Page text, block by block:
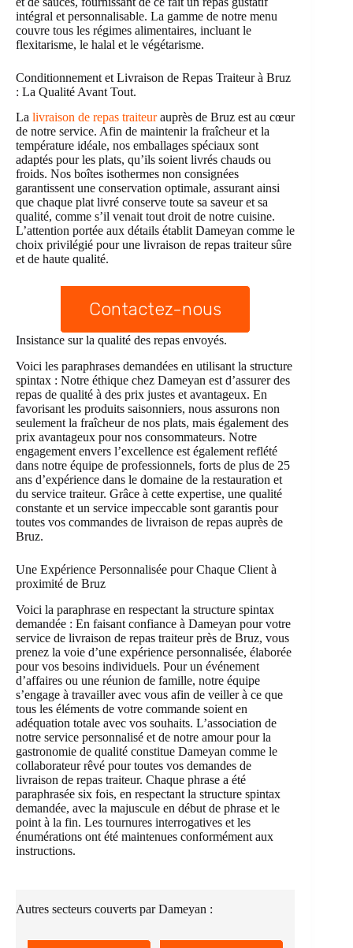
intégral et personnalisable. La gamme de notre menu
couvre tous les régimes alimentaires, incluant le
flexitarisme, le halal et le végétarisme.
Conditionnement et Livraison de Repas Traiteur à Bruz
: La Qualité Avant Tout.
La livraison de repas traiteurauprès de Bruz est au cœur
de notre service. Afin de maintenir la fraîcheur et la
température idéale, nos emballages spéciaux sont
adaptés pour les plats, qu’ils soient livrés chauds ou
froids. Nos boîtes isothermes non consignées
garantissent une conservation optimale, assurant ainsi
que chaque plat livré conserve toute sa saveur et sa
qualité, comme s’il venait tout droit de notre cuisine.
L’attention portée aux détails établit Dameyan comme le
choix privilégié pour une livraison de repas traiteur sûre
et de haute qualité.
Contactez-nous
Insistance sur la qualité des repas envoyés.
Voici les paraphrases demandées en utilisant la structure
spintax : Notre éthique chez Dameyan est d’assurer des
repas de qualité à des prix justes et avantageux. En
favorisant les produits saisonniers, nous assurons non
seulement la fraîcheur de nos plats, mais également des
prix avantageux pour nos consommateurs. Notre
engagement envers l’excellence est également reflété
dans notre équipe de professionnels, forts de plus de 25
ans d’expérience dans le domaine de la restauration et
du service traiteur. Grâce à cette expertise, une qualité
constante et un service impeccable sont garantis pour
toutes vos commandes de livraison de repas auprès de
Bruz.
Une Expérience Personnalisée pour Chaque Client à
proximité de Bruz
Voici la paraphrase en respectant la structure spintax
demandée : En faisant confiance à Dameyan pour votre
service de livraison de repas traiteur près de Bruz, vous
prenez la voie d’une expérience personnalisée, élaborée
pour vos besoins individuels. Pour un événement
d’affaires ou une réunion de famille, notre équipe
s’engage à travailler avec vous afin de veiller à ce que
tous les éléments de votre commande soient en
adéquation totale avec vos souhaits. L’association de
notre service personnalisé et de notre amour pour la
gastronomie de qualité constitue Dameyan comme le
collaborateur rêvé pour toutes vos demandes de
livraison de repas traiteur. Chaque phrase a été
paraphrasée six fois, en respectant la structure spintax
demandée, avec la majuscule en début de phrase et le
point à la fin. Les tournures interrogatives et les
énumérations ont été maintenues conformément aux
instructions.
Autres secteurs couverts par Dameyan :